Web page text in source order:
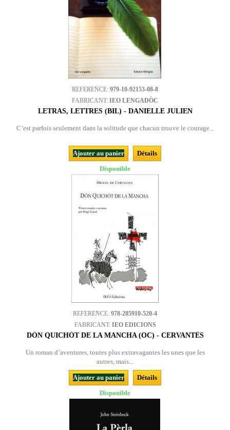
REFERENCE: 979-10-92153-08-8
FABRICANT: IEO LENGADÒC
LETRAS, LETTRES (BIL) - DANIELLE JULIEN
C’est parfois seulement dans la solitude que chacun trouve le courage...
Ajouter au panier
Détails
Disponible
REFERENCE: 978-285910-520-4
FABRICANT: IEO EDICIONS
DÒN QUICHÒT DE LA MANCHA (OC) - CERVANTÈS
Un roman d’aventures, toutes plus extravagantes les unes que les
autres, mais...
Ajouter au panier
Détails
Disponible